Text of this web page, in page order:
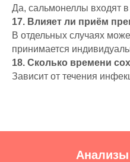
Да, сальмонеллы входят
17. Влияет ли приём
В отдельных случаях
принимается
18. Сколько времени
Зависит от течения
Анализы